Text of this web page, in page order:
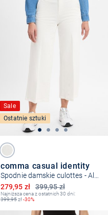
Sale
Ostatnie sztuki
comma casual identity
399,95 zł
Obniżona cena
279,95 zł
Najniższa cena z ostatnich 30 dni:
399,95zł-30%